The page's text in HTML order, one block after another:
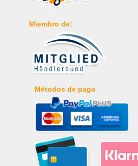
Miembro de:
Métodos de pago